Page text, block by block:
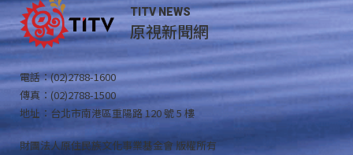
TITV NEWS
原視新聞網
電話：(02)2788-1600
傳真：(02)2788-1500
地址：台北市南港區重陽路 120 號 5 樓
財團法人原住民族文化事業基金會 版權所有